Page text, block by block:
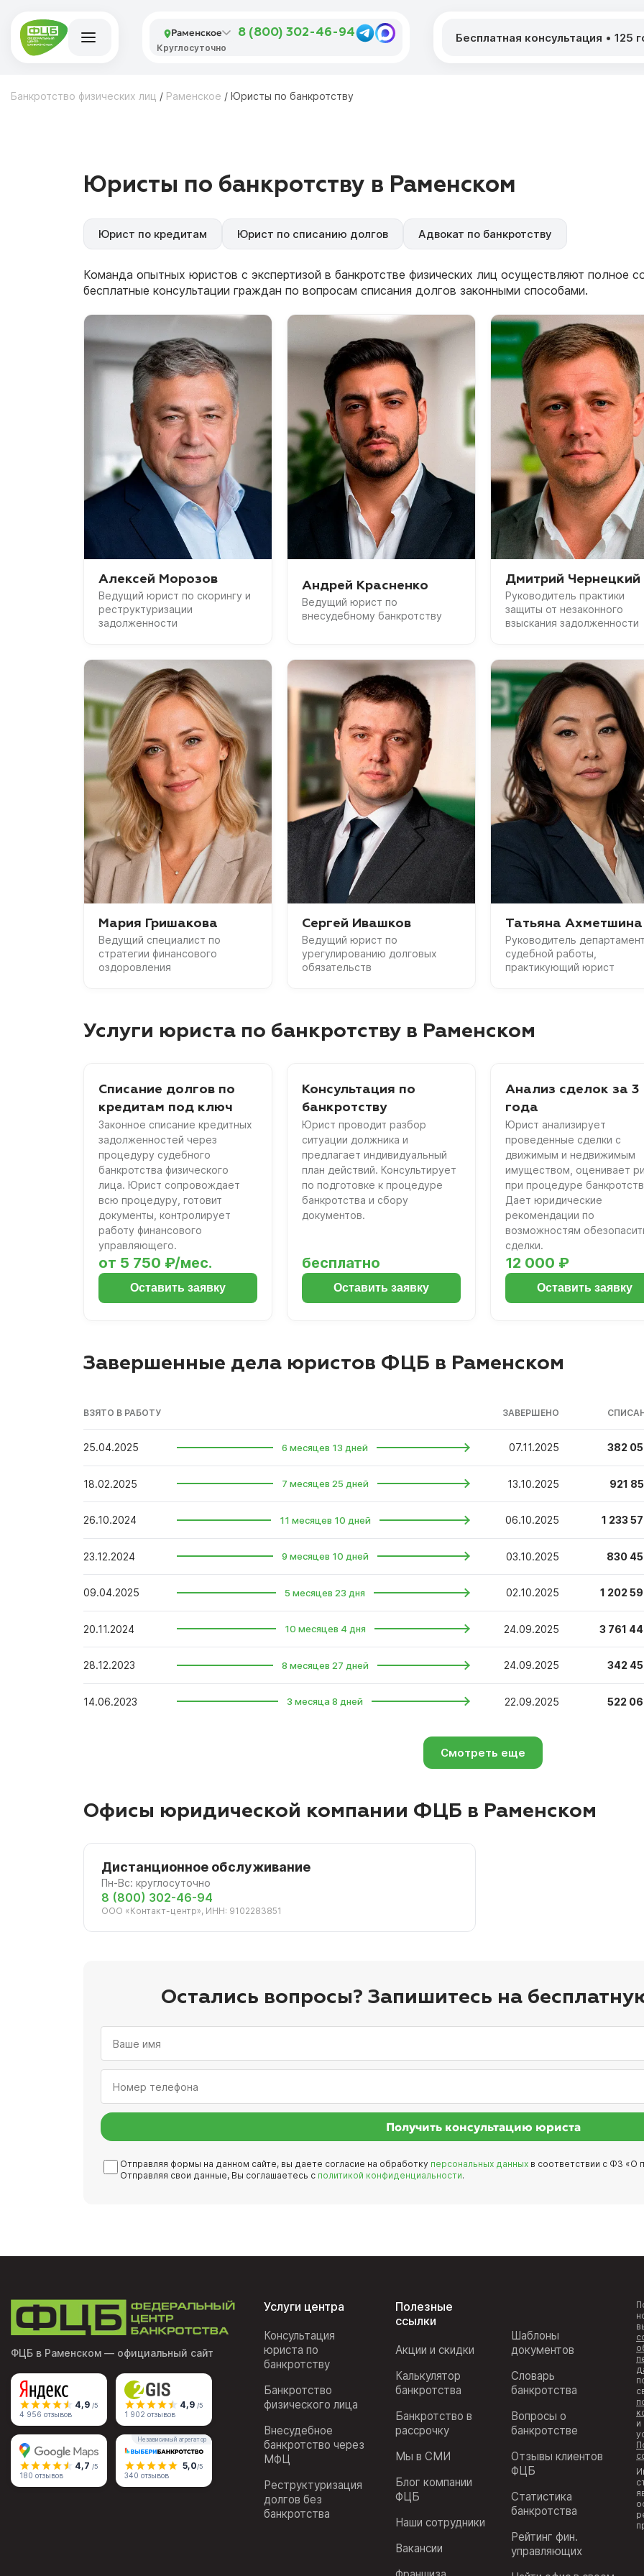
Раменское 8 (800) 302-46-94
Круглосуточно
Бесплатная консультация • 125
Банкротство физических лиц / Раменское / Юристы по банкротству
Юристы по банкротству в Раменском
Юрист по кредитам Юрист по списанию долгов Адвокат по банкротству
Команда опытных юристов с экспертизой в банкротстве физических лиц осуществляют полное
бесплатные консультации граждан по вопросам списания долгов законными способами.
Алексей Морозов
Ведущий юрист по скорингу и
реструктуризации
задолженности
Андрей Красненко
Ведущий юрист по
внесудебному банкротству
Дмитрий Чернецкий
Руководитель практики
защиты от незаконного
взыскания задолженности
Мария Гришакова
Ведущий специалист по
стратегии финансового
оздоровления
Сергей Ивашков
Ведущий юрист по
урегулированию долговых
обязательств
Татьяна Ахметшина
Руководитель
судебной работы,
практикующий юрист
Услуги юриста по банкротству в Раменском
Списание долгов по
кредитам под ключ
Законное списание кредитных
задолженностей через
процедуру судебного
банкротства физического
лица. Юрист сопровождает
всю процедуру, готовит
документы, контролирует
работу финансового
управляющего.
от 5 750 ₽/мес.
Оставить заявку
Консультация по
банкротству
Юрист проводит разбор
ситуации должника и
предлагает индивидуальный
план действий. Консультирует
по подготовке к процедуре
банкротства и сбору
документов.
бесплатно
Оставить заявку
Анализ сделок за 3
года
Юрист анализирует
проведенные сделки с
движимым и недвижимым
имуществом, оценивает
при процедуре
Дает юридические
рекомендации по
возможностям
сделки.
12 000 ₽
Оставить заявку
Завершенные дела юристов ФЦБ в Раменском
ВЗЯТО В РАБОТУ ЗАВЕРШЕНО
25.04.2025 6 месяцев 13 дней 07.11.2025 382
18.02.2025 7 месяцев 25 дней 13.10.2025 921
26.10.2024 11 месяцев 10 дней 06.10.2025 1 233
23.12.2024 9 месяцев 10 дней 03.10.2025 830
09.04.2025 5 месяцев 23 дня 02.10.2025 1 202
20.11.2024 10 месяцев 4 дня 24.09.2025 3 761
28.12.2023 8 месяцев 27 дней 24.09.2025 342
14.06.2023 3 месяца 8 дней 22.09.2025 522
Смотреть еще
Офисы юридической компании ФЦБ в Раменском
Дистанционное обслуживание
Пн-Вс: круглосуточно
8 (800) 302-46-94
ООО «Контакт-центр», ИНН: 9102283851
Остались вопросы? Запишитесь на
Получить консультацию юриста
Отправляя формы на данном сайте, вы даете согласие на обработку персональных данных в соответствии с ФЗ «О
Отправляя свои данные, Вы соглашаетесь с политикой конфиденциальности.
ФЦБ в Раменском — официальный сайт
4,9 /5
4 956 отзывов
4,9 /5
1 902 отзывов
4,7 /5
180 отзывов
Независимый агрегатор
5,0/5
340 отзывов
Услуги центра
Консультация
юриста по
банкротству
Банкротство
физического лица
Внесудебное
банкротство через
МФЦ
Реструктуризация
долгов без
банкротства
Полезные
ссылки
Акции и скидки
Калькулятор
банкротства
Банкротство в
рассрочку
Мы в СМИ
Блог компании
ФЦБ
Наши сотрудники
Вакансии
Шаблоны
документов
Словарь
банкротства
Вопросы о
банкротстве
Отзывы клиентов
ФЦБ
Статистика
банкротства
Рейтинг фин.
управляющих
и